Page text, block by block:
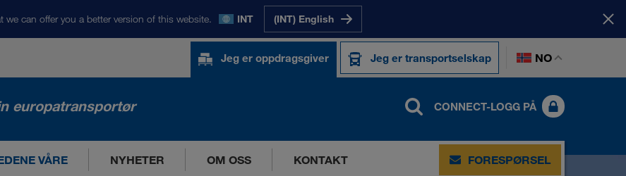
we can offer you a better version of this website. INT (INT) English
Jeg er oppdragsgiver Jeg er transportselskap NO
europatransportør CONNECT-LOGG PÅ
VÅRE NYHETER OM OSS KONTAKT FORESPØRSEL